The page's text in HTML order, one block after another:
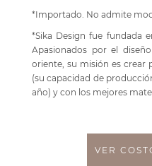
*Importado. No admite
*Sika Design fue fundada
Apasionados por el
oriente, su misión es crear
(su capacidad de
año) y con los mejores
VER